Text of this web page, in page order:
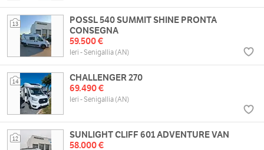
13
POSSL 540 SUMMIT SHINE PRONTA
CONSEGNA
59.500 €
Ieri - Senigallia (AN)
14
CHALLENGER 270
69.490 €
Ieri - Senigallia (AN)
12
SUNLIGHT CLIFF 601 ADVENTURE VAN
58.000 €